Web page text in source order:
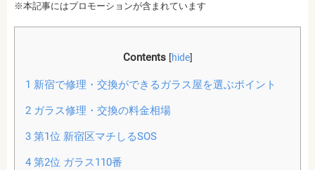
※本記事にはプロモーションが含まれています
Contents [hide]
1 新宿で修理・交換ができるガラス屋を選ぶポイント
2ガラス修理・交換の料金相場
3第1位 新宿区マチしるSOS
4第2位 ガラス110番